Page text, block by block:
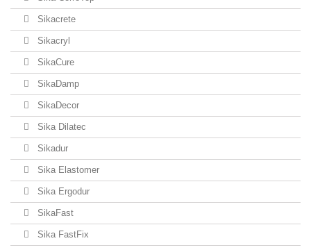
Sikacrete
Sikacryl
SikaCure
SikaDamp
SikaDecor
Sika Dilatec
Sikadur
Sika Elastomer
Sika Ergodur
SikaFast
Sika FastFix